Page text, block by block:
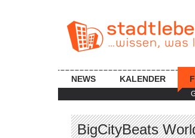
NEWS KALENDER
BigCityBeats